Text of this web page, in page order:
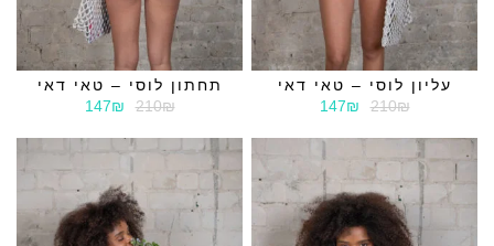
עליון לוסי – טאי דאי
210₪
147₪
תחתון לוסי – טאי דאי
210₪
147₪